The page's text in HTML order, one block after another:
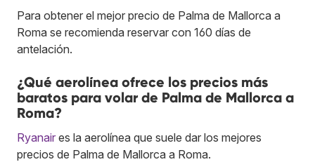
Para obtener el mejor precio de Palma de Mallorca a
Roma se recomienda reservar con 160 días de
antelación.
¿Qué aerolínea ofrece los precios más
baratos para volar de Palma de Mallorca a
Roma?
Ryanair es la aerolínea que suele dar los mejores
precios de Palma de Mallorca a Roma.